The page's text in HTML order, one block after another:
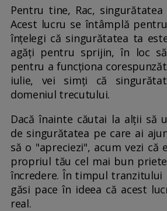
Pentru tine, Rac, singurătatea
Acest lucru se întâmplă
înțelegi că singurătatea ta
agăți pentru sprijin, în loc
pentru a funcționa
iulie, vei simți că
domeniul trecutului.
Dacă înainte căutai la alții să
de singurătatea pe care ai
să o "apreciezi", acum vezi că
propriul tău cel mai bun
încredere. În timpul tranzitului
găsi pace în ideea că acest
real.